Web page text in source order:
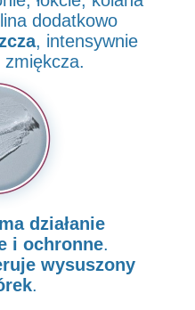
dodatkowo
, intensywnie
zmiękcza.
ma działanie
i ochronne.
wysuszony
.